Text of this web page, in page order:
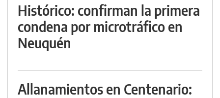
Histórico: confirman la primera
condena por microtráfico en
Neuquén
Allanamientos en Centenario: